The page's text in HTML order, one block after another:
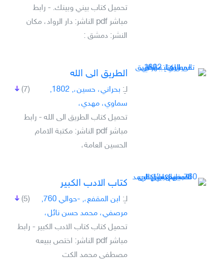
تحميل كتاب بيني وبينك. - رابط
مباشر pdf الناشر: دار الرواد، مكان
النشر: دمشق :
الطريق الى الله
(7) لـِ:
بحراني، حسين،, 1802,
سماوي، مهدي،
تحميل كتاب الطريق الى الله - رابط
مباشر pdf الناشر: مكتبة الامام
الحسين العامة،
كتاب الادب الكبير
(5) لـِ:
ابن المقفع،, -حوالي 760,
مرصفي، محمد حسن نائل،
تحميل كتاب كتاب الادب الكبير - رابط
مباشر pdf الناشر: اختص ببيعه
مصطفى محمد الكت